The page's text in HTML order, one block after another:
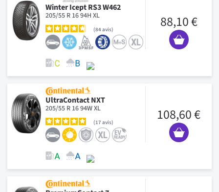
Winter Icept RS3 W462
205/55 R 16 94H XL
84avis 88,10 €
UltraContact NXT
205/55 R 16 94W XL
17 avis 108,60 €